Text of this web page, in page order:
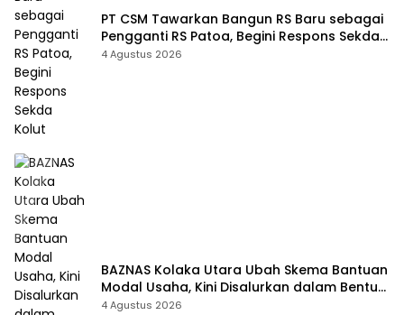
PT CSM Tawarkan Bangun RS Baru sebagai
Pengganti RS Patoa, Begini Respons Sekda
Kolut
4 Agustus 2026
BAZNAS Kolaka Utara Ubah Skema Bantuan
Modal Usaha, Kini Disalurkan dalam Bentuk
Barang Senilai Rp419,5 Juta
4 Agustus 2026